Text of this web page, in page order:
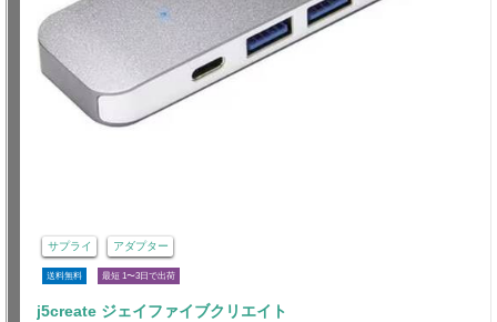
サプライ アダプター
送料無料 最短 1〜3日で出荷
j5create ジェイファイブクリエイト